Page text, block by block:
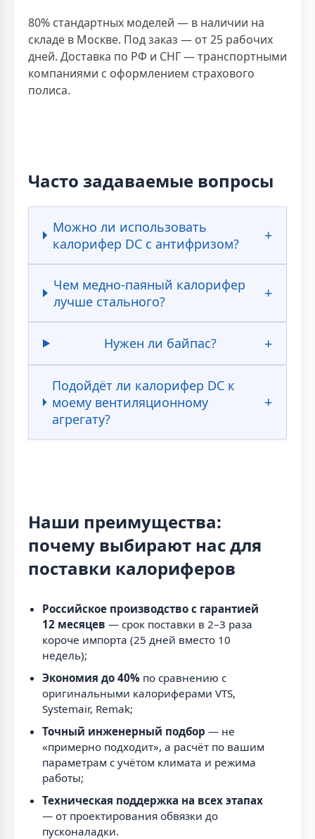
80% стандартных моделей — в наличии на
складе в Москве. Под заказ — от 25 рабочих
дней. Доставка по РФ и СНГ — транспортными
компаниями с оформлением страхового
полиса.
Часто задаваемые вопросы
Можно ли использовать
калорифер DC с антифризом?
Чем медно-паяный калорифер
лучше стального?
Нужен ли байпас?
Подойдёт ли калорифер DC к
моему вентиляционному
агрегату?
Наши преимущества:
почему выбирают нас для
поставки калориферов
Российское производство с гарантией
12 месяцев — срок поставки в 2–3 раза
короче импорта (25 дней вместо 10
недель);
Экономия до 40% по сравнению с
оригинальными калориферами VTS,
Systemair, Remak;
Точный инженерный подбор — не
«примерно подходит», а расчёт по вашим
параметрам с учётом климата и режима
работы;
Техническая поддержка на всех этапах
— от проектирования обвязки до
пусконаладки.